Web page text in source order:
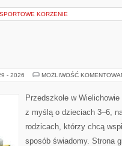
KORZENIE
- 2026 MOŻLIWOŚĆ
Przedszkole w
z myślą o dzieciach 3–6,
rodzicach, którzy chcą
sposób świadomy. Strona